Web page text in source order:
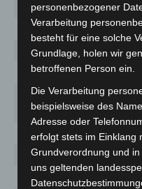
Gehrden
6
Hemmingen
16
Isernhagen
17
Laatzen
32
Landeshauptstadt
Hannover
369
Langenhagen 68
Lehrte
35
Neustadt
personenbezogener
Verarbeitung
besteht für eine solche
Grundlage, holen wir
betroffenen Person ein.
Die Verarbeitung
beispielsweise des
Adresse oder
erfolgt stets im Einklang
Grundverordnung und
uns geltenden